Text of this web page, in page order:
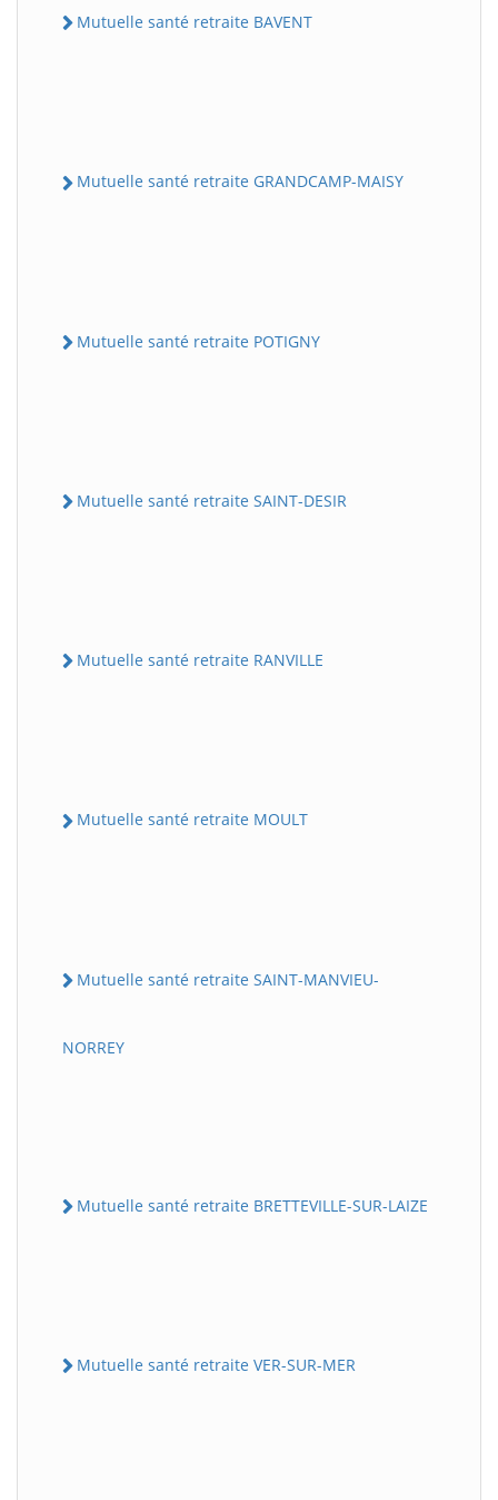
Mutuelle santé retraite BAVENT
Mutuelle santé retraite GRANDCAMP-MAISY
Mutuelle santé retraite POTIGNY
Mutuelle santé retraite SAINT-DESIR
Mutuelle santé retraite RANVILLE
Mutuelle santé retraite MOULT
Mutuelle santé retraite SAINT-MANVIEU-
NORREY
Mutuelle santé retraite BRETTEVILLE-SUR-LAIZE
Mutuelle santé retraite VER-SUR-MER